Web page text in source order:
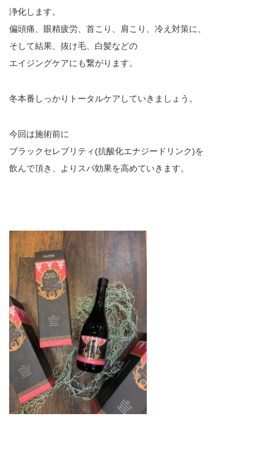
浄化します。
偏頭痛、眼精疲労、首こり、肩こり、冷え対策に、
そして結果、抜け毛、白髪などの
エイジングケアにも繋がります。
冬本番しっかりトータルケアしていきましょう。
今回は施術前に
ブラックセレブリティ(抗酸化エナジードリンク)を
飲んで頂き、よりスパ効果を高めていきます。